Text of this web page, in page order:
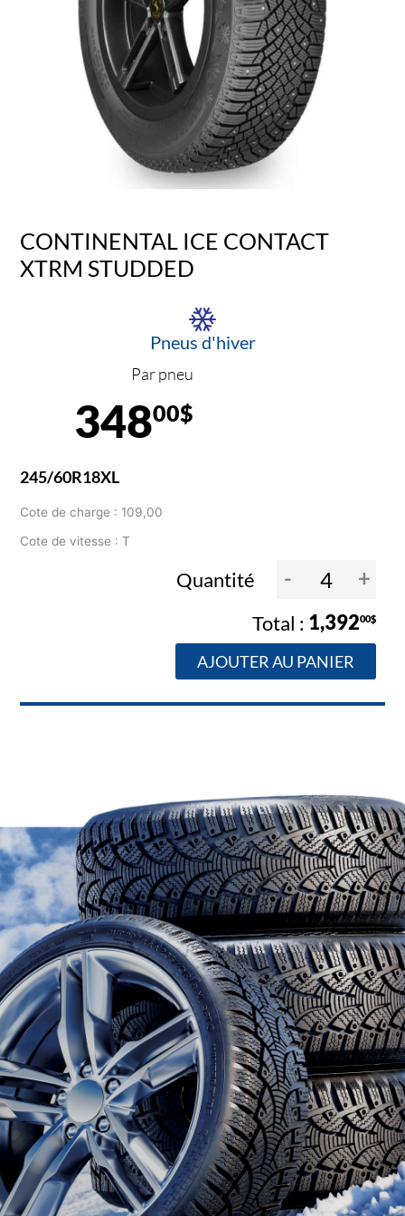
CONTINENTAL ICE CONTACT
XTRM STUDDED
Pneus d'hiver
Par pneu
34800$
245/60R18XL
Cote de charge : 109,00
Cote de vitesse : T
Quantité - +
1,39200$
AJOUTER AU PANIER